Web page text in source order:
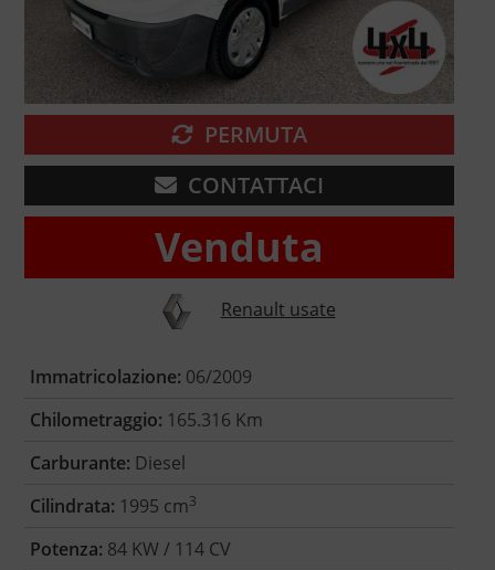
PERMUTA
CONTATTACI
Venduta
Renault usate
Immatricolazione: 06/2009
Chilometraggio: 165.316 Km
Carburante: Diesel
Cilindrata: 1995 cm3
Potenza: 84 KW / 114 CV